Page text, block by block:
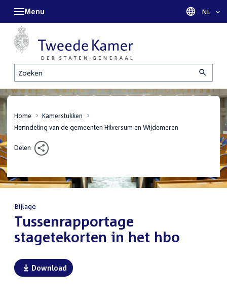
Zoeken
Menu Taal
NL
Home
Kamerstukken
Herindeling van de gemeenten Hilversum en Wijdemeren
Delen
Bijlage
:Tussenrapportage
stagetekorten in het hbo
Download